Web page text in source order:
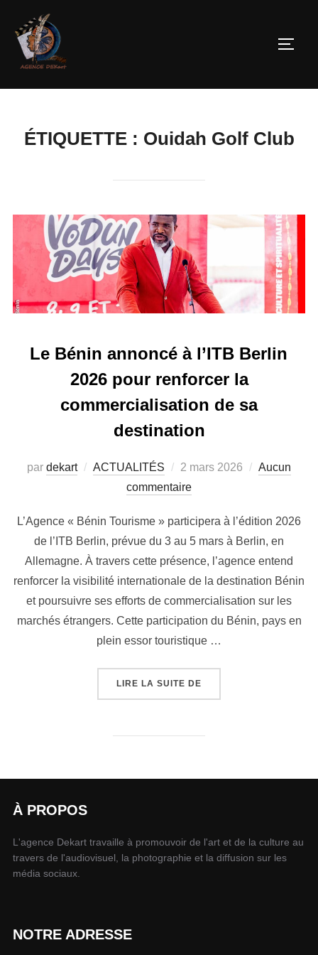
ÉTIQUETTE : Ouidah Golf Club
Le Bénin annoncé à l’ITB Berlin
2026 pour renforcer la
commercialisation de sa
destination
par dekart ACTUALITÉS 2 mars 2026
Aucun
commentaire
L’Agence « Bénin Tourisme » participera à l’édition 2026
de l’ITB Berlin, prévue du 3 au 5 mars à Berlin, en
Allemagne. À travers cette présence, l’agence entend
renforcer la visibilité internationale de la destination Bénin
et poursuivre ses efforts de commercialisation sur les
marchés étrangers. Cette participation du Bénin, pays en
plein essor touristique …
LIRE LA SUITE DE
À PROPOS
L'agence Dekart travaille à promouvoir de l'art et de la culture au
travers de l'audiovisuel, la photographie et la diffusion sur les
média sociaux.
NOTRE ADRESSE